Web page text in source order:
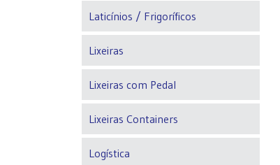
Laticínios / Frigoríficos
Lixeiras
Lixeiras com Pedal
Lixeiras Containers
Logística